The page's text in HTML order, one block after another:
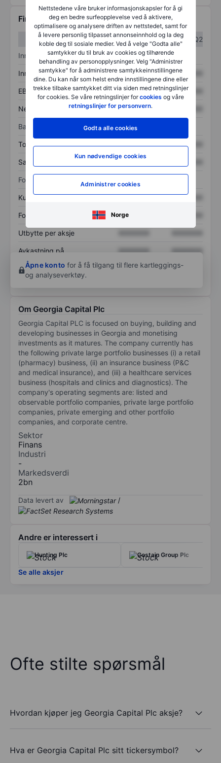
Nettstedene våre bruker informasjonskapsler for å gi
deg en bedre surfeopplevelse ved å aktivere,
optimalisere og analysere driften av nettstedet, samt for
å levere personlig tilpasset annonseinnhold og la deg
koble deg til sosiale medier. Ved å velge "Godta alle"
samtykker du til bruk av cookies og tilhørende
behandling av personopplysninger. Velg "Administrer
samtykke" for å administrere samtykkeinnstillingene
dine. Du kan når som helst endre innstillingene dine eller
trekke tilbake samtykket ditt via siden med retningslinjer
for cookies. Se våre retningslinjer forcookies og våre
retningslinjer for personvern.
Godta alle cookies
Kun nødvendige cookies
Administrer cookies
Norge
Finansiell informasjon
Q1
Q2
Inntektsoversikt
Inntekter XXXXXXX XXXXXXX
EBITDA XXXXXXX XXXXXXX
Nettoinntekt XXXXXXX
Balanse
Totale eiendeler XXXXXXX XXXXXXX
Samlet gjeld
Forholdstall
Kurs/salg XXXXXXX XXXXXXX
Fortjeneste per aksje XXXXXXX
Utbytte per aksje
Avkastning på
egenkapital
XXXXXXX
XXXXXXX
Åpne konto for å få tilgang til flere kartleggings-
og analyseverktøy.
Om Georgia Capital Plc
Georgia Capital PLC is focused on buying, building and
developing businesses in Georgia and monetising
investments as it matures. The company currently has
the following private large portfolio businesses (i) a retail
(pharmacy) business, (ii) an insurance business (P&C
and medical insurance), and (iii) a healthcare services
business (hospitals and clinics and diagnostics). The
company's operating segments are: listed and
observable portfolio companies, private large portfolio
companies, private emerging and other portfolio
companies, and corporate centre.
Sektor
Finans
Industri
-
Markedsverdi
2bn
Data levert av /
Andre er interessert i
Hunting Plc Costain Group Plc
Se alle aksjer
Ofte stilte spørsmål
Hvordan kjøper jeg Georgia Capital Plc aksje?
Hva er Georgia Capital Plc sitt tickersymbol?